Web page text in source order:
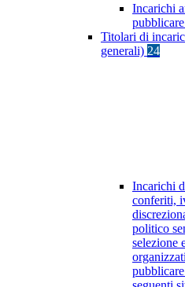
Incarichi
Titolari di
generali) 24
Incarichi
conferiti,
politico
selezione